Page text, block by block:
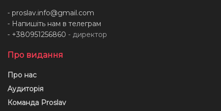
- proslav.info@gmail.com
- Напишіть нам в телеграм
- +380951256860 - директор
Про видання
Про нас
Аудиторія
Команда Proslav